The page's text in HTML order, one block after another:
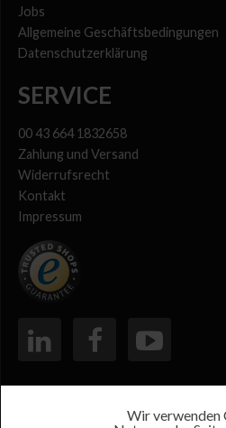
Jobs
Allgemeine Geschäftsbedingungen
Datenschutzerklärung
SERVICE
00 43 664 1832658
Zahlung und Versand
Widerrufsrecht
Kontakt
Impressum
Wir verwenden